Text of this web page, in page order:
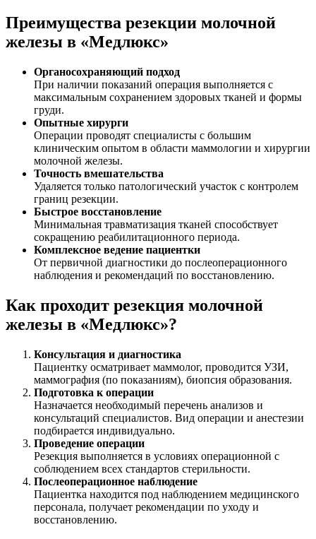
Преимущества резекции молочной
железы в «Медлюкс»
Органосохраняющий подход
При наличии показаний операция выполняется с
максимальным сохранением здоровых тканей и формы
груди.
Опытные хирурги
Операции проводят специалисты с большим
клиническим опытом в области маммологии и хирургии
молочной железы.
Точность вмешательства
Удаляется только патологический участок с контролем
границ резекции.
Быстрое восстановление
Минимальная травматизация тканей способствует
сокращению реабилитационного периода.
Комплексное ведение пациентки
От первичной диагностики до послеоперационного
наблюдения и рекомендаций по восстановлению.
Как проходит резекция молочной
железы в «Медлюкс»?
Консультация и диагностика
Пациентку осматривает маммолог, проводится УЗИ,
маммография (по показаниям), биопсия образования.
Подготовка к операции
Назначается необходимый перечень анализов и
консультаций специалистов. Вид операции и анестезии
подбирается индивидуально.
Проведение операции
Резекция выполняется в условиях операционной с
соблюдением всех стандартов стерильности.
Послеоперационное наблюдение
Пациентка находится под наблюдением медицинского
персонала, получает рекомендации по уходу и
восстановлению.